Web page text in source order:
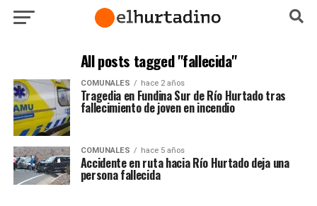
All posts tagged "fallecida"
COMUNALES hace 2 años
Tragedia en Fundina Sur de Río Hurtado tras
fallecimiento de joven en incendio
COMUNALES hace 5 años
Accidente en ruta hacia Río Hurtado deja una
persona fallecida